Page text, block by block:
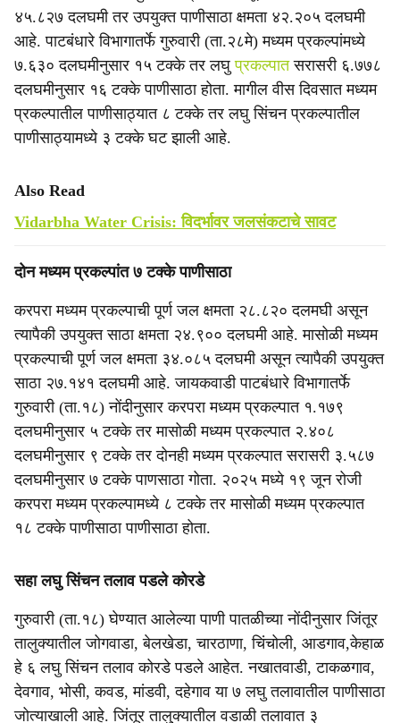
४५.८२७ दलघमी तर उपयुक्त पाणीसाठा क्षमता ४२.२०५ दलघमी
आहे. पाटबंधारे विभागातर्फे गुरुवारी (ता.२८मे) मध्यम प्रकल्पांमध्ये
७.६३० दलघमीनुसार १५ टक्के तर लघुप्रकल्पातसरासरी ६.७७८
दलघमीनुसार १६ टक्के पाणीसाठा होता. मागील वीस दिवसात मध्यम
प्रकल्पातील पाणीसाठ्यात ८ टक्के तर लघु सिंचन प्रकल्पातील
पाणीसाठ्यामध्ये ३ टक्के घट झाली आहे.
Also Read
Vidarbha Water Crisis: विदर्भावर जलसंकटाचे सावट
दोन मध्यम प्रकल्पांत ७ टक्के पाणीसाठा
करपरा मध्यम प्रकल्पाची पूर्ण जल क्षमता २८.८२० दलमघी असून
त्यापैकी उपयुक्त साठा क्षमता २४.९०० दलघमी आहे. मासोळी मध्यम
प्रकल्पाची पूर्ण जल क्षमता ३४.०८५ दलघमी असून त्यापैकी उपयुक्त
साठा २७.१४१ दलघमी आहे. जायकवाडी पाटबंधारे विभागातर्फे
गुरुवारी (ता.१८) नोंदीनुसार करपरा मध्यम प्रकल्पात १.१७९
दलघमीनुसार ५ टक्के तर मासोळी मध्यम प्रकल्पात २.४०८
दलघमीनुसार ९ टक्के तर दोनही मध्यम प्रकल्पात सरासरी ३.५८७
दलघमीनुसार ७ टक्के पाणसाठा गोता. २०२५ मध्ये १९ जून रोजी
करपरा मध्यम प्रकल्पामध्ये ८ टक्के तर मासोळी मध्यम प्रकल्पात
१८ टक्के पाणीसाठा पाणीसाठा होता.
सहा लघु सिंचन तलाव पडले कोरडे
गुरुवारी (ता.१८) घेण्यात आलेल्या पाणी पातळीच्या नोंदीनुसार जिंतूर
तालुक्यातील जोगवाडा, बेलखेडा, चारठाणा, चिंचोली, आडगाव,केहाळ
हे ६ लघु सिंचन तलाव कोरडे पडले आहेत. नखातवाडी, टाकळगाव,
देवगाव, भोसी, कवड, मांडवी, दहेगाव या ७ लघु तलावातील पाणीसाठा
जोत्याखाली आहे. जिंतूर तालु्क्यातील वडाळी तलावात ३